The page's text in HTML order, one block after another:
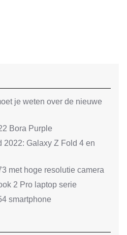
je weten over de nieuwe
Bora Purple
2022: Galaxy Z Fold 4 en
met hoge resolutie camera
2 Pro laptop serie
smartphone